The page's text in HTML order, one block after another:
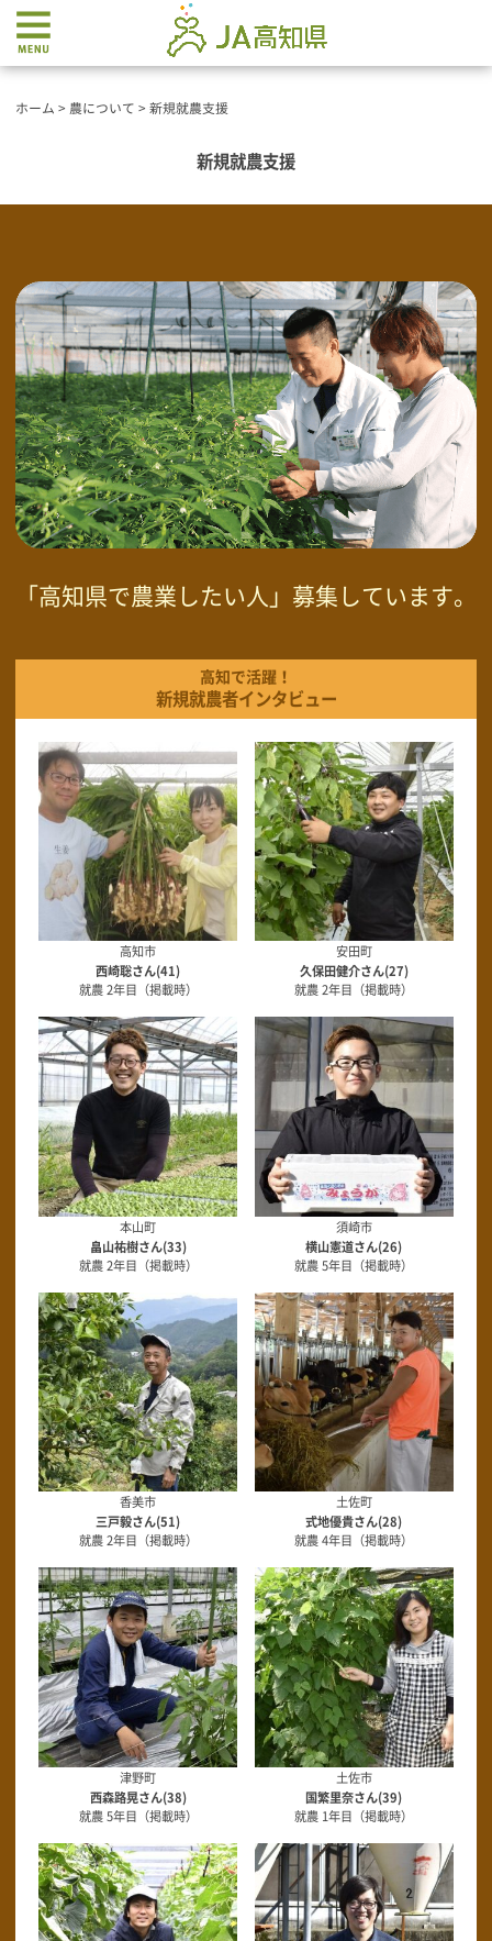
ホーム > 農について > 新規就農支援
新規就農支援
「高知県で農業したい人」募集しています。
高知で活躍！
新規就農者インタビュー
高知市
西崎聡さん(41)
就農 2年目（掲載時）
安田町
久保田健介さん(27)
就農 2年目（掲載時）
本山町
畠山祐樹さん(33)
就農 2年目（掲載時）
須崎市
横山憲道さん(26)
就農 5年目（掲載時）
香美市
三戸毅さん(51)
就農 2年目（掲載時）
土佐町
式地優貴さん(28)
就農 4年目（掲載時）
津野町
西森路晃さん(38)
就農 5年目（掲載時）
土佐市
国繁里奈さん(39)
就農 1年目（掲載時）